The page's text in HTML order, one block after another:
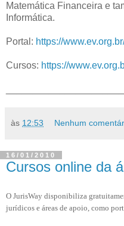
Matemática Financeira e
Informática.
Portal: https://
Cursos: https://
às 12:53 Nenhum
16/01/2010
Cursos online da
O JurisWay disponibiliza
jurídicos e áreas de apoio, como